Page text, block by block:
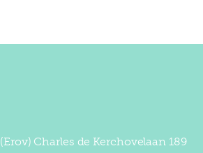
Charles de Kerchovelaan 189